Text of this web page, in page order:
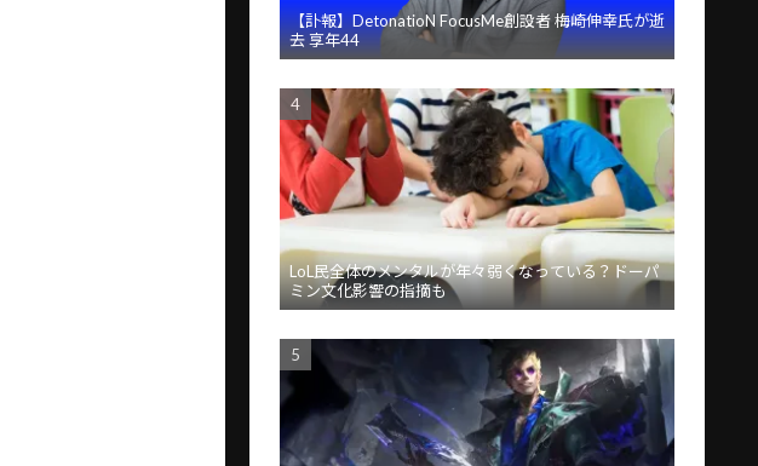
【訃報】DetonatioN FocusMe創設者 梅崎伸幸氏が逝
去 享年44
LoL民全体のメンタルが年々弱くなっている？ドーパ
ミン文化影響の指摘も